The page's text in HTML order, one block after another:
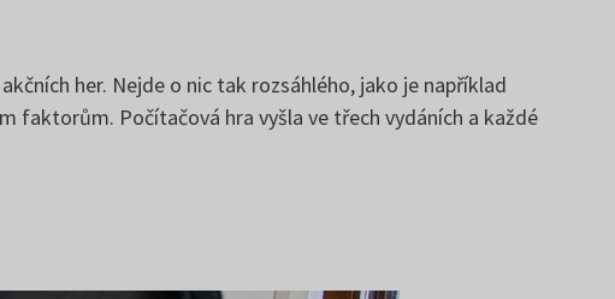
her. Nejde o nic tak rozsáhlého, jako je například
faktorům. Počítačová hra vyšla ve třech vydáních a každé